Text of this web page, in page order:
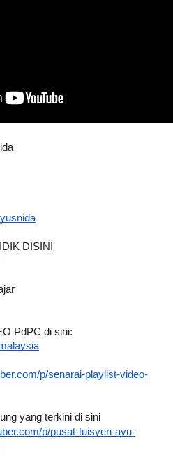
DISINI
PdPC di sini:
p/senarai-playlist-video-
yang terkini di sini
p/pusat-tuisyen-ayu-